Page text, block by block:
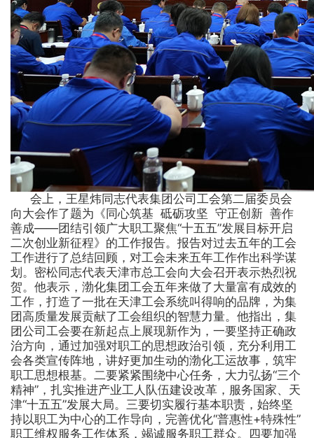
品
与
服
务
业
中
科
技
创
会上，王星炜同志代表集团公司工会第二届委员会
向大会作了题为《同心筑基 砥砺攻坚 守正创新 善作
善成——团结引领广大职工聚焦“十五五”发展目标开启
二次创业新征程》的工作报告。报告对过去五年的工会
工作进行了总结回顾，对工会未来五年工作作出科学谋
划。密松同志代表天津市总工会向大会召开表示热烈祝
贺。他表示，渤化集团工会五年来做了大量富有成效的
工作，打造了一批在天津工会系统叫得响的品牌，为集
团高质量发展贡献了工会组织的智慧力量。他指出，集
团公司工会要在新起点上展现新作为，一要坚持正确政
治方向，通过加强对职工的思想政治引领，充分利用工
会各类宣传阵地，讲好更加生动的渤化工运故事，筑牢
职工思想根基。二要紧紧围绕中心任务，大力弘扬“三个
精神”，扎实推进产业工人队伍建设改革，服务国家、天
津“十五五”发展大局。三要切实履行基本职责，始终坚
持以职工为中心的工作导向，完善优化“普惠性+特殊性”
职工维权服务工作体系，竭诚服务职工群众。四要加强